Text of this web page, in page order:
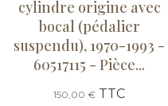
cylindre origine avec
bocal (pédalier
suspendu), 1970-1993 -
60517115 - Pièce...
150,00 € TTC